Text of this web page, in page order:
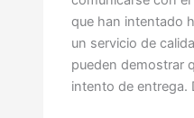
que han intentado
un servicio de
pueden demostrar
intento de entrega.